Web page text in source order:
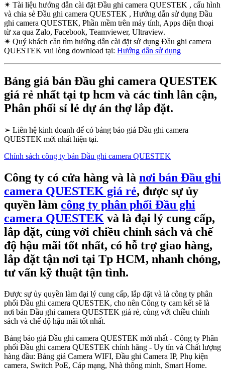
✴ Tài liệu hướng dẫn cài đặt Đầu ghi camera QUESTEK , cấu hình
và chia sẻ Đầu ghi camera QUESTEK , Hướng dẫn sử dụng Đầu
ghi camera QUESTEK, Phần mềm trên máy tính, Apps điện thoại
từ xa qua Zalo, Facebook, Teamviewer, Ultraview.
✴ Quý khách cần tìm hướng dẫn cài đặt sử dụng Đầu ghi camera
QUESTEK vui lòng download tại: Hướng dẫn sử dụng
Bảng giá bán Đầu ghi camera QUESTEK
giá rẻ nhất tại tp hcm và các tỉnh lân cận,
Phân phối sỉ lẻ dự án thợ lắp đặt.
➢ Liên hệ kinh doanh để có bảng báo giá Đầu ghi camera
QUESTEK mới nhất hiện tại.
Chính sách công ty bán Đầu ghi camera QUESTEK
Công ty có cửa hàng và là nơi bán Đầu ghi
camera QUESTEK giá rẻ, được sự ủy
quyền làm công ty phân phối Đầu ghi
camera QUESTEK và là đại lý cung cấp,
lắp đặt, cùng với chiều chính sách và chế
độ hậu mãi tốt nhất, có hỗ trợ giao hàng,
lắp đặt tận nơi tại Tp HCM, nhanh chóng,
tư vấn kỹ thuật tận tình.
Được sự ủy quyền làm đại lý cung cấp, lắp đặt và là công ty phân
phối Đầu ghi camera QUESTEK, cho nên Công ty cam kết sẽ là
nơi bán Đầu ghi camera QUESTEK giá rẻ, cùng với chiều chính
sách và chế độ hậu mãi tốt nhất.
Bảng báo giá Đầu ghi camera QUESTEK mới nhất - Công ty Phân
phối Đầu ghi camera QUESTEK chính hãng - Uy tín và Chất lượng
hàng đầu: Bảng giá Camera WIFI, Đầu ghi Camera IP, Phụ kiện
camera, Switch PoE, Cáp mạng, Nhà thông minh, Smart Home.